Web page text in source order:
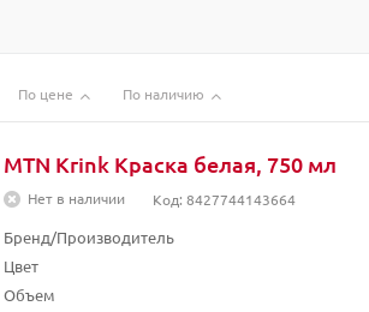
По цене По наличию
MTN Krink Краска белая, 750 мл
Нет в наличии Код: 8427744143664
Бренд/Производитель
Цвет
Объем